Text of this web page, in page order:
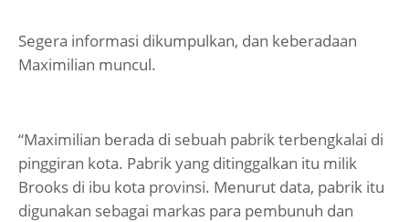
Segera informasi dikumpulkan, dan keberadaan
Maximilian muncul.
“Maximilian berada di sebuah pabrik terbengkalai di
pinggiran kota. Pabrik yang ditinggalkan itu milik
Brooks di ibu kota provinsi. Menurut data, pabrik itu
digunakan sebagai markas para pembunuh dan